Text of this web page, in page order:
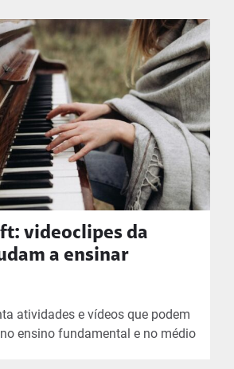
videoclipes da
a ensinar
atividades e vídeos que podem
ensino fundamental e no médio